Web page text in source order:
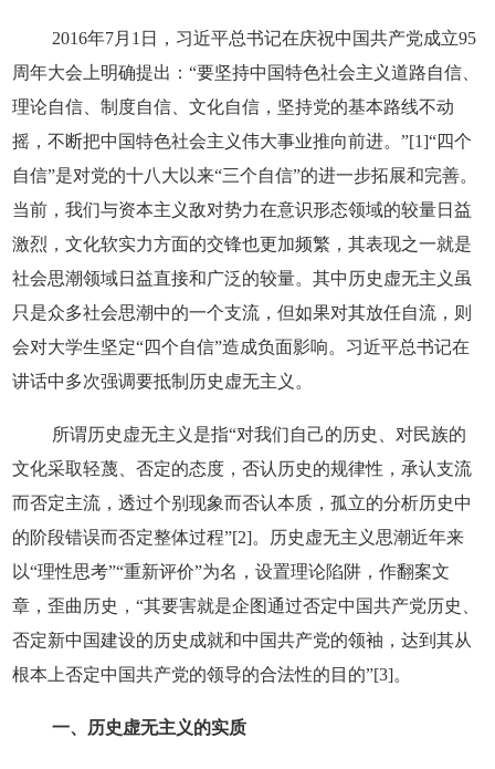
2016年7月1日，习近平总书记在庆祝中国共产党成立95
周年大会上明确提出：“要坚持中国特色社会主义道路自信、
理论自信、制度自信、文化自信，坚持党的基本路线不动
摇，不断把中国特色社会主义伟大事业推向前进。”[1]“四个
自信”是对党的十八大以来“三个自信”的进一步拓展和完善。
当前，我们与资本主义敌对势力在意识形态领域的较量日益
激烈，文化软实力方面的交锋也更加频繁，其表现之一就是
社会思潮领域日益直接和广泛的较量。其中历史虚无主义虽
只是众多社会思潮中的一个支流，但如果对其放任自流，则
会对大学生坚定“四个自信”造成负面影响。习近平总书记在
讲话中多次强调要抵制历史虚无主义。
所谓历史虚无主义是指“对我们自己的历史、对民族的
文化采取轻蔑、否定的态度，否认历史的规律性，承认支流
而否定主流，透过个别现象而否认本质，孤立的分析历史中
的阶段错误而否定整体过程”[2]。历史虚无主义思潮近年来
以“理性思考”“重新评价”为名，设置理论陷阱，作翻案文
章，歪曲历史，“其要害就是企图通过否定中国共产党历史、
否定新中国建设的历史成就和中国共产党的领袖，达到其从
根本上否定中国共产党的领导的合法性的目的”[3]。
一、历史虚无主义的实质